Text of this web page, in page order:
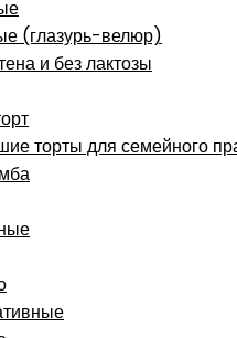
(глазурь-велюр)
и без лактозы
торты для семейного